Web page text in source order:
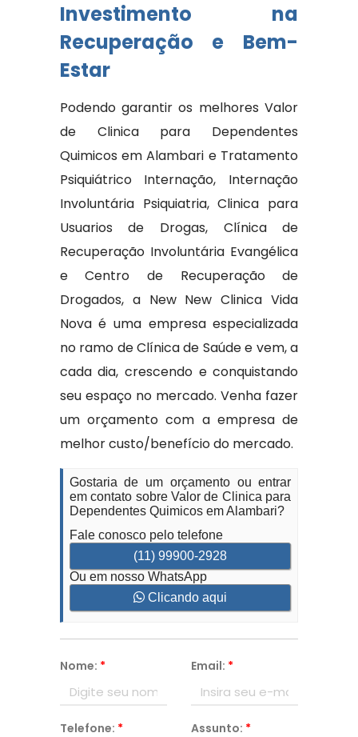
Investimento na
Recuperação e Bem-
Estar
Podendo garantir os melhores Valor
de Clinica para Dependentes
Quimicos em Alambari e Tratamento
Psiquiátrico Internação, Internação
Involuntária Psiquiatria, Clinica para
Usuarios de Drogas, Clínica de
Recuperação Involuntária Evangélica
e Centro de Recuperação de
Drogados, a New New Clinica Vida
Nova é uma empresa especializada
no ramo de Clínica de Saúde e vem, a
cada dia, crescendo e conquistando
seu espaço no mercado. Venha fazer
um orçamento com a empresa de
melhor custo/benefício do mercado.
Gostaria de um orçamento ou entrar
em contato sobre Valor de Clinica para
Dependentes Quimicos em Alambari?
Fale conosco pelo telefone
(11) 99900-2928
Ou em nosso WhatsApp
Clicando aqui
Nome: * Email: *
Telefone: * Assunto: *